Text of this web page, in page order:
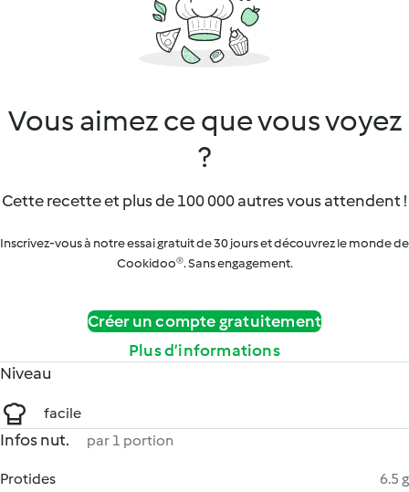
Vous aimez ce que vous voyez
?
Cette recette et plus de 100 000 autres vous attendent !
Inscrivez-vous à notre essai gratuit de 30 jours et découvrez le monde de
Cookidoo®. Sans engagement.
Créer un compte gratuitement
Plus d’informations
Niveau
facile
Infos nut. par 1 portion
Protides
6.5 g